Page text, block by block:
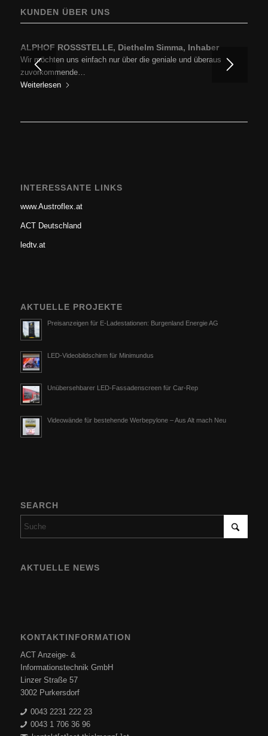
KUNDEN ÜBER UNS
ALPHOF ROSSSTELLE, Diethelm Simma, Inhaber
Wir möchten uns einfach nur über die geniale und überaus
zuvorkommende…
Weiterlesen
INTERESSANTE LINKS
www.Austroflex.at
ACT Deutschland
ledtv.at
AKTUELLE PROJEKTE
Preisanzeigen für E-Ladestationen: Burgenland Energie AG
LED-Videobildschirm für Minimundus
Unübersehbarer LED-Fassadenscreen für Car-Rep
Videowände für bestehende Werbepylone – Aus Alt mach Neu
SEARCH
AKTUELLE NEWS
KONTAKTINFORMATION
ACT Anzeige- &
Informationstechnik GmbH
Linzer Straße 57
3002 Purkersdorf
0043 2231 222 23
0043 1 706 36 96